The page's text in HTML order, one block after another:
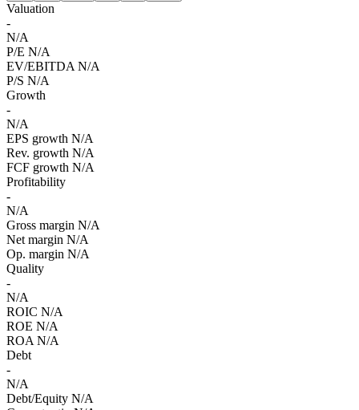
Valuation
-
N/A
P/E N/A
EV/EBITDA N/A
P/S N/A
Growth
-
N/A
EPS growth N/A
Rev. growth N/A
FCF growth N/A
Profitability
-
N/A
Gross margin N/A
Net margin N/A
Op. margin N/A
Quality
-
N/A
ROIC N/A
ROE N/A
ROA N/A
Debt
-
N/A
Debt/Equity N/A